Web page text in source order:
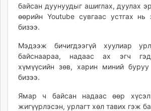
байсан дуунуудыг ашиглах, дуулах
өөрийн Youtube сувгаас устгах нь
бизээ.
Мэдээж бичигдээгүй хуулиар
байснаараа, надаас ах эгч
хүмүүсийн зөв, харин миний
бизээ.
Ямар ч байсан надаас өөр
жигүүрлэсэн, урлагт хөл тавих гэж